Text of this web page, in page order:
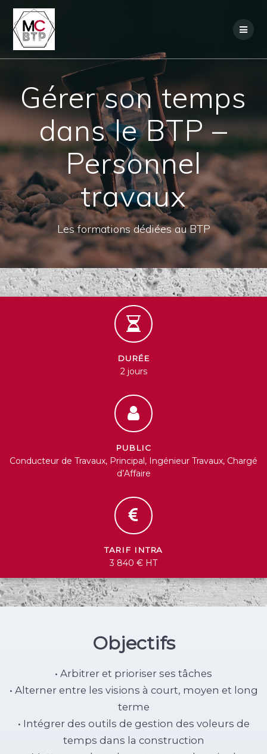
Gérer son temps
dans le BTP –
Personnel
travaux
Les formations dédiées au BTP
DURÉE
2 jours
PUBLIC
Conducteur de Travaux, Principal, Ingénieur Travaux, Chargé
d’Affaire
TARIF INTRA
3 840 € HT
Objectifs
• Arbitrer et prioriser ses tâches
• Alterner entre les visions à court, moyen et long
terme
• Intégrer des outils de gestion des voleurs de
temps dans la construction